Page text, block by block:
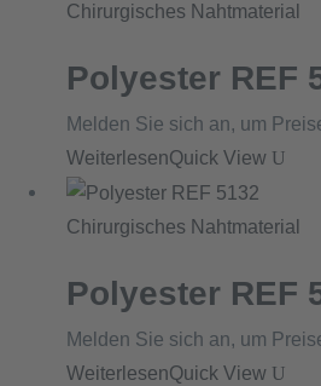
Chirurgisches Nahtmaterial
Polyester REF
Melden Sie sich an, um
WeiterlesenQuick View
Chirurgisches Nahtmaterial
Polyester REF
Melden Sie sich an, um
WeiterlesenQuick View